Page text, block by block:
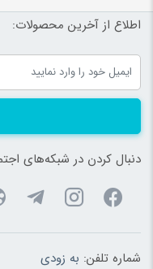
اطلاع از آخرین محصولات:
دنبال کردن در شبکه‌های
شماره تلفن: به زودی